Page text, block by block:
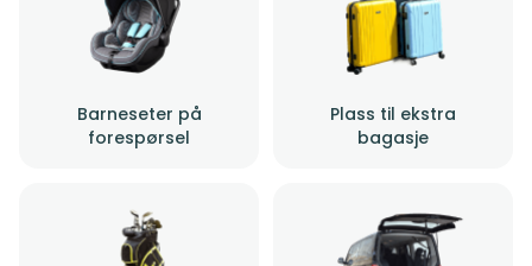
Barneseter på
forespørsel
Plass til ekstra
bagasje